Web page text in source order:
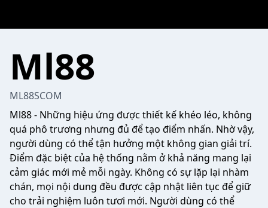
Ml88
ML88SCOM
Ml88- Những hiệu ứng được thiết kế khéo léo, không
quá phô trương nhưng đủ để tạo điểm nhấn. Nhờ vậy,
người dùng có thể tận hưởng một không gian giải trí.
Điểm đặc biệt của hệ thống nằm ở khả năng mang lại
cảm giác mới mẻ mỗi ngày. Không có sự lặp lại nhàm
chán, mọi nội dung đều được cập nhật liên tục để giữ
cho trải nghiệm luôn tươi mới. Người dùng có thể